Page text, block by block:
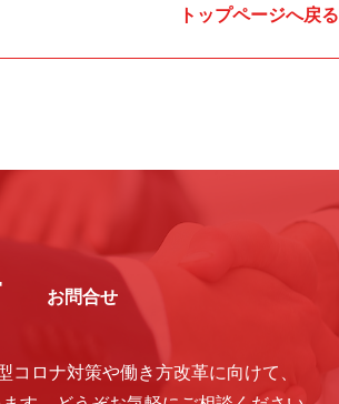
トップページへ戻る
お問合せ
コロナ対策や働き方改革に向けて、